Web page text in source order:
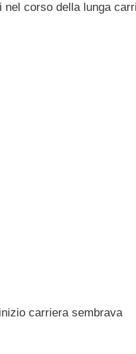
nel corso della lunga
carriera sembrava